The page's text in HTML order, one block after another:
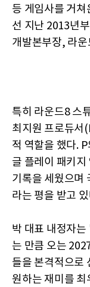
등 게임사를 거쳐
선 지난 2013년
개발본부장, 라
특히 라운드8 스
최지원 프로듀서
적 역할을 했다.
글 플레이 패키지
기록을 세웠으며
라는 평을 받고
박 대표 내정자
는 만큼 오는
들을 본격적으로
원하는 재미를 최